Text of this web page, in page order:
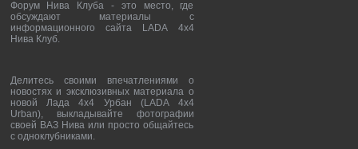
Форум Нива Клуба - это место, где
обсуждают материалы с
информационного сайта LADA 4x4
Нива Клуб.
Делитесь своими впечатлениями о
новостях и эксклюзивных материала о
новой Лада 4х4 Урбан (LADA 4x4
Urban), выкладывайте фотографии
своей ВАЗ Нива или просто общайтесь
с одноклубниками.